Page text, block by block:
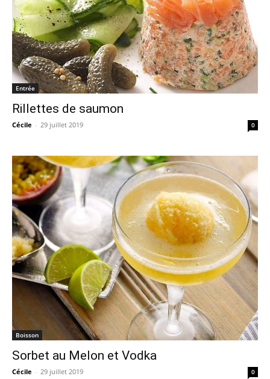
Entrée
Rillettes de saumon
Cécile - 29 juillet 2019 0
Boisson
Sorbet au Melon et Vodka
Cécile - 29 juillet 2019 0